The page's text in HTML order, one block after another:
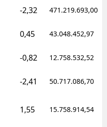
-2,32 471.219.693,00
0,45 43.048.452,97
-0,82 12.758.532,52
-2,41 50.717.086,70
1,55 15.758.914,54